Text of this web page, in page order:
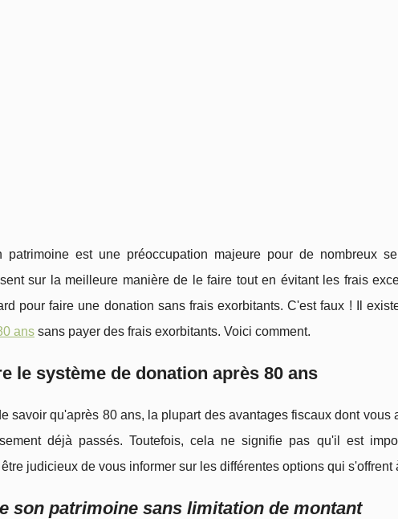
patrimoine est une préoccupation majeure pour de nombreux
sur la meilleure manière de le faire tout en évitant les frais
pour faire une donation sans frais exorbitants. C'est faux ! Il
ans sans payer des frais exorbitants. Voici comment.
le système de donation après 80 ans
savoir qu'après 80 ans, la plupart des avantages fiscaux dont
déjà passés. Toutefois, cela ne signifie pas qu'il est
judicieux de vous informer sur les différentes options qui s'offrent
son patrimoine sans limitation de montant